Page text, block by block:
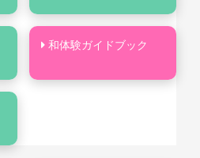
和体験ガイドブック